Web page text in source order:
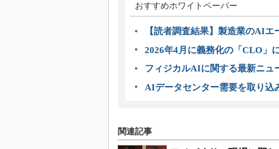
おすすめホワイトペーパー
【読者調査結果】製造業のAI
2026年4月に義務化の「CLO」
フィジカルAIに関する最新ニュ
AIデータセンター需要を取り込
関連記事